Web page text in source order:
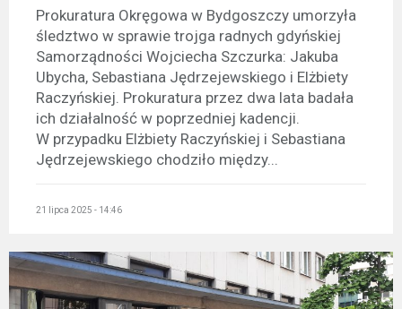
Prokuratura Okręgowa w Bydgoszczy umorzyła
śledztwo w sprawie trojga radnych gdyńskiej
Samorządności Wojciecha Szczurka: Jakuba
Ubycha, Sebastiana Jędrzejewskiego i Elżbiety
Raczyńskiej. Prokuratura przez dwa lata badała
ich działalność w poprzedniej kadencji.
W przypadku Elżbiety Raczyńskiej i Sebastiana
Jędrzejewskiego chodziło między...
21 lipca 2025 - 14:46